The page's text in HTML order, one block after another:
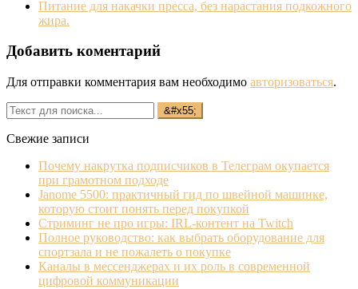
Питание для накачки пресса, без нарастания подкожного
жира.
Добавить коментарий
Для отправки комментария вам необходимо авторизоваться.
Свежие записи
Почему накрутка подписчиков в Телеграм окупается
при грамотном подходе
Janome 5500: практичный гид по швейной машинке,
которую стоит понять перед покупкой
Стриминг не про игры: IRL‐контент на Twitch
Полное руководство: как выбрать оборудование для
спортзала и не пожалеть о покупке
Каналы в мессенджерах и их роль в современной
цифровой коммуникации